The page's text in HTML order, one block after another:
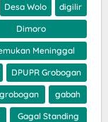
Desa Wolo digilir
Dimoro
Meninggal
DPUPR Grobogan
gabah
Gagal Standing